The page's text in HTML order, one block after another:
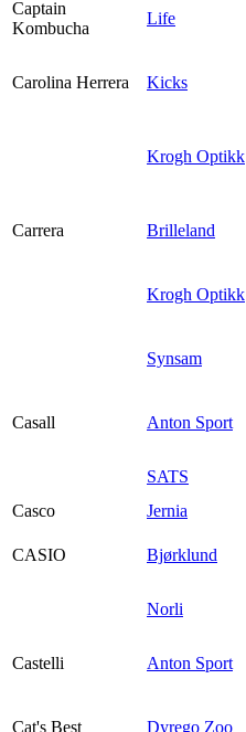
Captain
Kombucha
Life
Carolina Herrera Kicks
Krogh Optikk
Carrera Brilleland
Krogh Optikk
Synsam
Casall Anton Sport
SATS
Casco
Jernia
CASIO Bjørklund
Norli
Castelli Anton Sport
Cat's Best Dyrego Zoo